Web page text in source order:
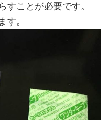
すことが必要です。
す。